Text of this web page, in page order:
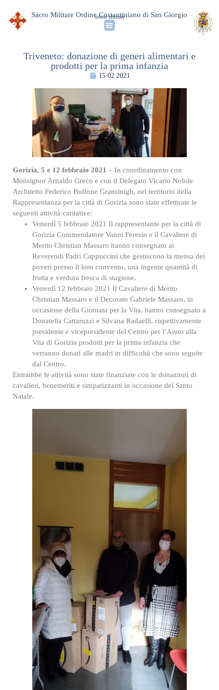
Sacro Militare Ordine Costantiniano di San Giorgio
ordine ufficiale
Triveneto: donazione di generi alimentari e
prodotti per la prima infanzia
15 02 2021
Gorizia, 5 e 12 febbraio 2021 – In coordinamento con
Monsignor Arnaldo Greco e con il Delegato Vicario Nobile
Architetto Federico Bulfone Gransinigh, nel territorio della
Rappresentanza per la città di Gorizia sono state effettuate le
seguenti attività caritative:
Venerdì 5 febbraio 2021 Il rappresentante per la città di
Gorizia Commendatore Vanni Feresin e il Cavaliere di
Merito Christian Massaro hanno consegnato ai
Reverendi Padri Cappuccini che gestiscono la mensa dei
poveri presso il loro convento, una ingente quantità di
frutta e verdura fresca di stagione.
Venerdì 12 febbraio 2021 Il Cavaliere di Merito
Christian Massaro e il Decorato Gabriele Massaro, in
occasione della Giornata per la Vita, hanno consegnato a
Donatella Cattaruzzi e Silvana Radaelli, rispettivamente
presidente e vicepresidente del Centro per l’Aiuto alla
Vita di Gorizia prodotti per la prima infanzia che
verranno donati alle madri in difficoltà che sono seguite
dal Centro.
Entrambe le attività sono state finanziate con le donazioni di
cavalieri, benemeriti e simpatizzanti in occasione del Santo
Natale.